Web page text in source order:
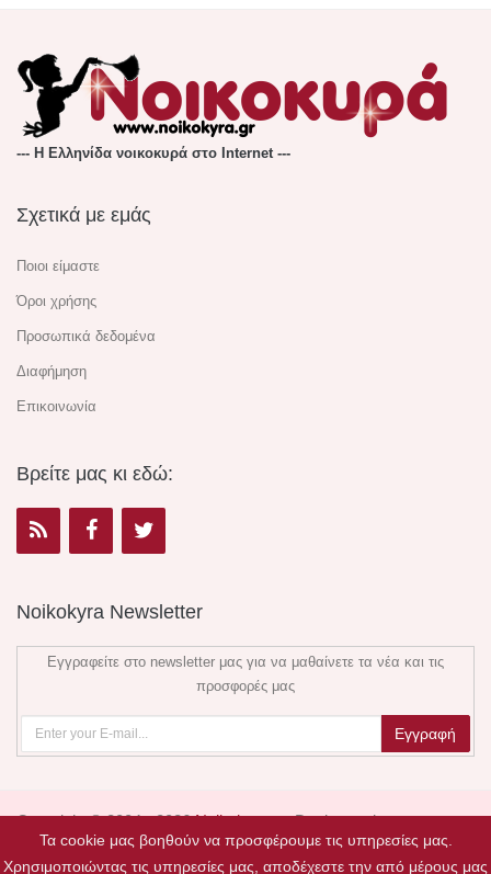
Τα cookie μας βοηθούν να προσφέρουμε τις υπηρεσίες μας.
Χρησιμοποιώντας τις υπηρεσίες μας, αποδέχεστε την από μέρους μας
--- Η Ελληνίδα νοικοκυρά στο Internet ---
Σχετικά με εμάς
Ποιοι είμαστε
Όροι χρήσης
Προσωπικά δεδομένα
Διαφήμηση
Επικοινωνία
Βρείτε μας κι εδώ:
Noikokyra Newsletter
Εγγραφείτε στο newsletter μας για να μαθαίνετε τα νέα και τις
προσφορές μας
Copyright © 2004 - 2026Noikokyra.gr. Design and
Development by Valentine floral creations.